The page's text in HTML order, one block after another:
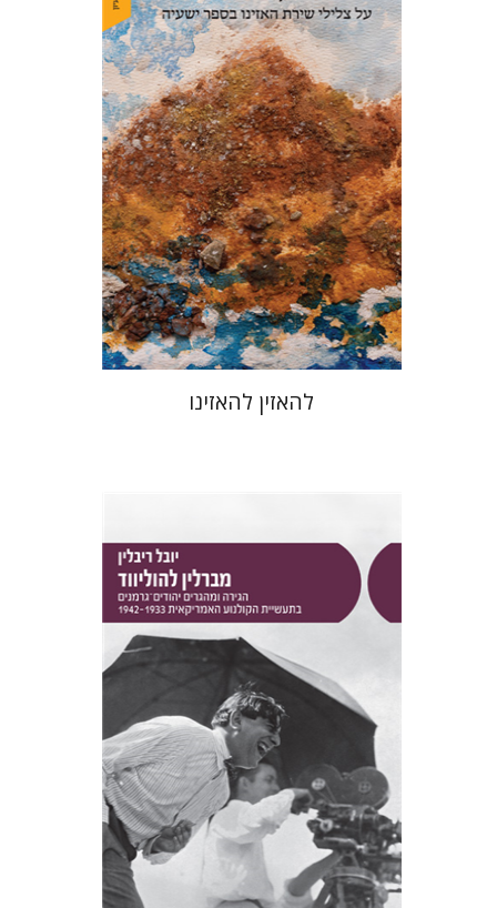
הנחת אתר ספר מודפס
$53
$48
להאזין להאזינו
יובל ריבלין
הנחת אתר ספר מודפס
$46
$41